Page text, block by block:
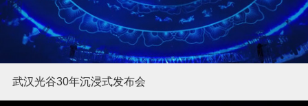
武汉光谷30年沉浸式发布会